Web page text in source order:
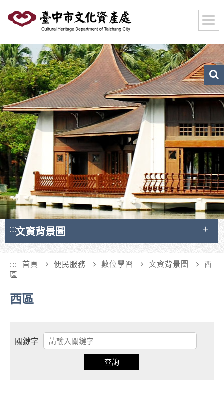
要
內
容
區
塊
:::文資背景圖
::: 首頁 便民服務 數位學習 文資背景圖
西
區
西區
關鍵字
查詢
文
化
資
搜
尋